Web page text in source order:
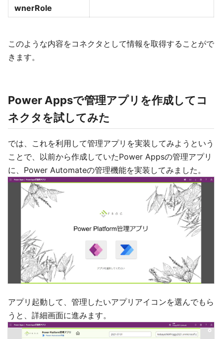
wnerRole
このような内容をコネクタとして情報を取得することがで
きます。
Power Appsで管理アプリを作成してコ
ネクタを試してみた
では、これを利用して管理アプリを実装してみようという
ことで、以前から作成していたPower Appsの管理アプリ
に、Power Automateの管理機能を実装してみました。
アプリ起動して、管理したいアプリアイコンを選んでもら
うと、詳細画面に進みます。